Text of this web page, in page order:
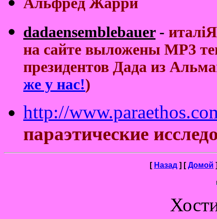
dadaensemblebauer-
на сайте выложены MP3
президентов Дада из
же у нас!)
http://
параэтические
[ Назад ] [Домой